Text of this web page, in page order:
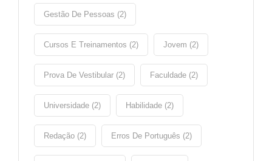
Gestão De Pessoas (2)
Cursos E Treinamentos (2) Jovem (2)
Prova De Vestibular (2) Faculdade (2)
Universidade (2) Habilidade (2)
Redação (2) Erros De Português (2)